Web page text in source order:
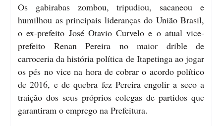
Os gabirabas zombou, tripudiou, sacaneou e
humilhou as principais lideranças do União Brasil,
o ex-prefeito José Otavio Curvelo e o atual vice-
prefeito Renan Pereira no maior drible de
carroceria da história política de Itapetinga ao jogar
os pés no vice na hora de cobrar o acordo político
de 2016, e de quebra fez Pereira engolir a seco a
traição dos seus próprios colegas de partidos que
garantiram o emprego na Prefeitura.